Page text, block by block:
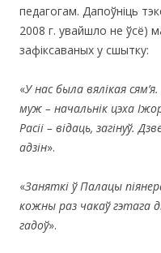
педагогам. Дапоўніць
2008 г. увайшло не ўсё)
зафіксаваных у сшытку:
«У нас была вялікая
муж – начальнік цэха
Расіі – відаць, загінуў.
адзін».
«Заняткі ў Палацы
кожны раз чакаў гэтага
гадоў».